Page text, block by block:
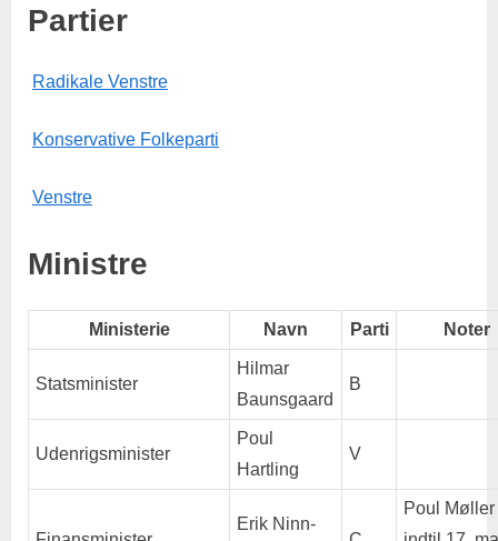
Partier
Radikale Venstre
Konservative Folkeparti
Venstre
Ministre
Ministerie Navn Parti Noter
Statsminister
Hilmar
Baunsgaard
B
Udenrigsminister
Poul
Hartling
V
Erik Ninn-
Poul Møller